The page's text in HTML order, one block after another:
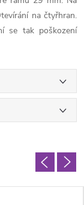
na čtyřhran.
se tak poškození